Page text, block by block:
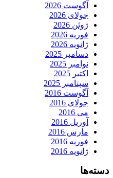
آگوست 2026
جولای 2026
ژوئن 2026
فوریه 2026
ژانویه 2026
دسامبر 2025
نوامبر 2025
اکتبر 2025
سپتامبر 2025
آگوست 2016
جولای 2016
می 2016
آوریل 2016
مارس 2016
فوریه 2016
ژانویه 2016
دسته‌ها